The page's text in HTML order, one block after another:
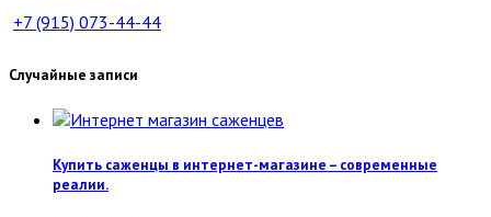
+7 (915) 073-44-44
Случайные записи
Купить саженцы в интернет-магазине – современные
реалии.